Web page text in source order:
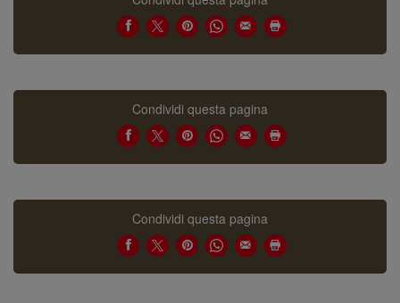
Condividi questa pagina
Condividi questa pagina